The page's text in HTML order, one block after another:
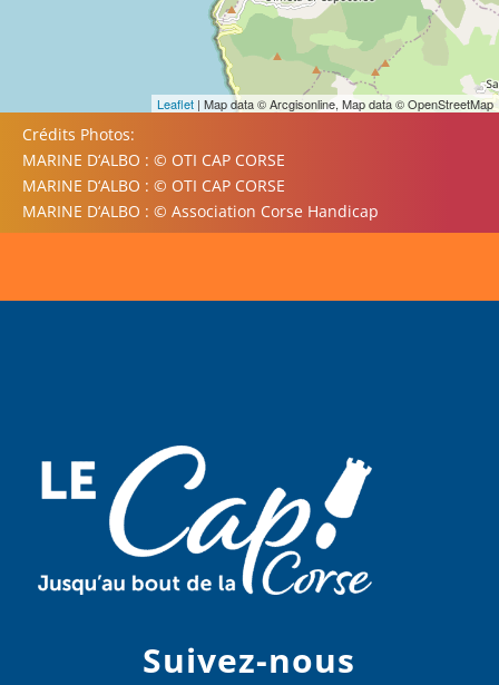
Leaflet | Map data © Arcgisonline, Map data © OpenStreetMap
Crédits Photos:
MARINE D‘ALBO : © OTI CAP CORSE
MARINE D‘ALBO : © OTI CAP CORSE
MARINE D‘ALBO : © Association Corse Handicap
Suivez-nous